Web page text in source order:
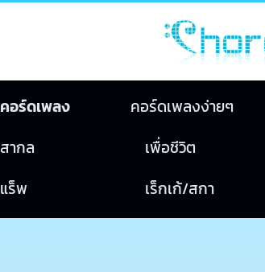
คอร์ดเพลง คอร์ดเพลงง่ายๆ
สากล
เพื่อชีวิต
แร็พ
เร็กเก้/สกา